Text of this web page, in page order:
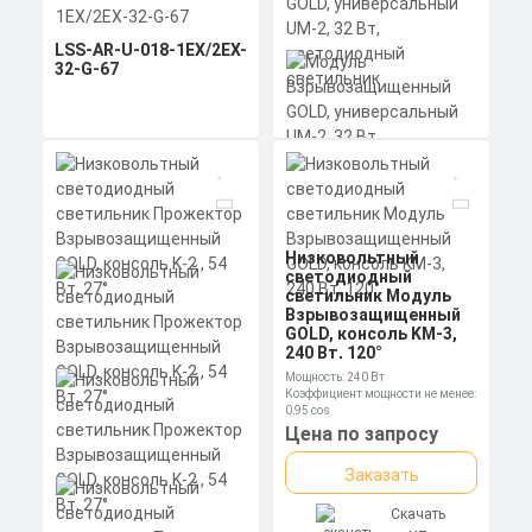
LSS-AR-U-018-1EX/2EX-
32-G-67
Мощность: 32 Вт
Коэффициент мощности не менее:
Материал корпуса:
Экструдированный
алюминиевый профиль
(анодированный), вторичная
оптика из акрила (ПММА) с
силиконовой прокладкой.
Цена по запросу
Заказать
Скачать
КП
Модуль
Взрывозащищенный
GOLD, универсальный
UM-2, 32 Вт,
светодиодный
светильник
Мощность: 32 Вт
Коэффициент мощности не менее:
0,95 cos
Материал корпуса:
Экструдированный
алюминиевый профиль
(анодированный), рассеиватель
поликарбонат
Цена по запросу
Заказать
КП
Низковольтный
светодиодный
светильник Модуль
Взрывозащищенный
GOLD, консоль KM-3,
240 Вт, 120°
Мощность: 240 Вт
Коэффициент мощности не менее:
0,95 cos
Материал корпуса:
Экструдированный
алюминиевый профиль
(анодированный), рассеиватель
поликарбонат.
Цена по запросу
Заказать
Скачать